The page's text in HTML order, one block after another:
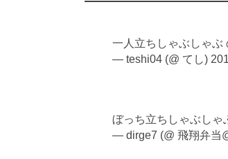
一人立ちしゃぶしゃぶ
— teshi04 (@ てし)
ぼっち立ちしゃぶしゃ
— dirge7 (@ 飛翔弁当